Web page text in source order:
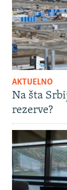
AKTUELNO
Na šta
rezerve?